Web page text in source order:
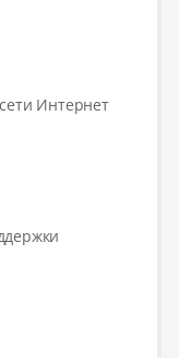
Интернет